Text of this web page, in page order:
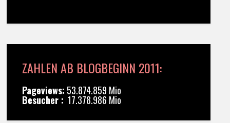
ZAHLEN AB BLOGBEGINN 2011:
Pageviews: 53.874.859 Mio
Besucher : 17.378.986 Mio